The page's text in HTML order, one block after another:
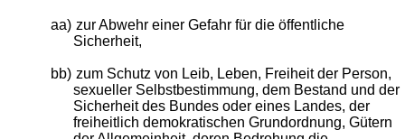
aa) zur Abwehr einer Gefahr für die öffentliche
Sicherheit,
bb) zum Schutz von Leib, Leben, Freiheit der Person,
sexueller Selbstbestimmung, dem Bestand und der
Sicherheit des Bundes oder eines Landes, der
freiheitlich demokratischen Grundordnung, Gütern